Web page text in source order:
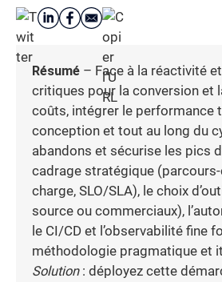
Résumé – Face à la réactivité
critiques pour la conversion et
coûts, intégrer le performance
conception et tout au long du
abandons et sécurise les pics
cadrage stratégique
charge, SLO/SLA), le choix
source ou commerciaux),
le CI/CD et l’observabilité fine
méthodologie pragmatique et
Solution: déployez cette